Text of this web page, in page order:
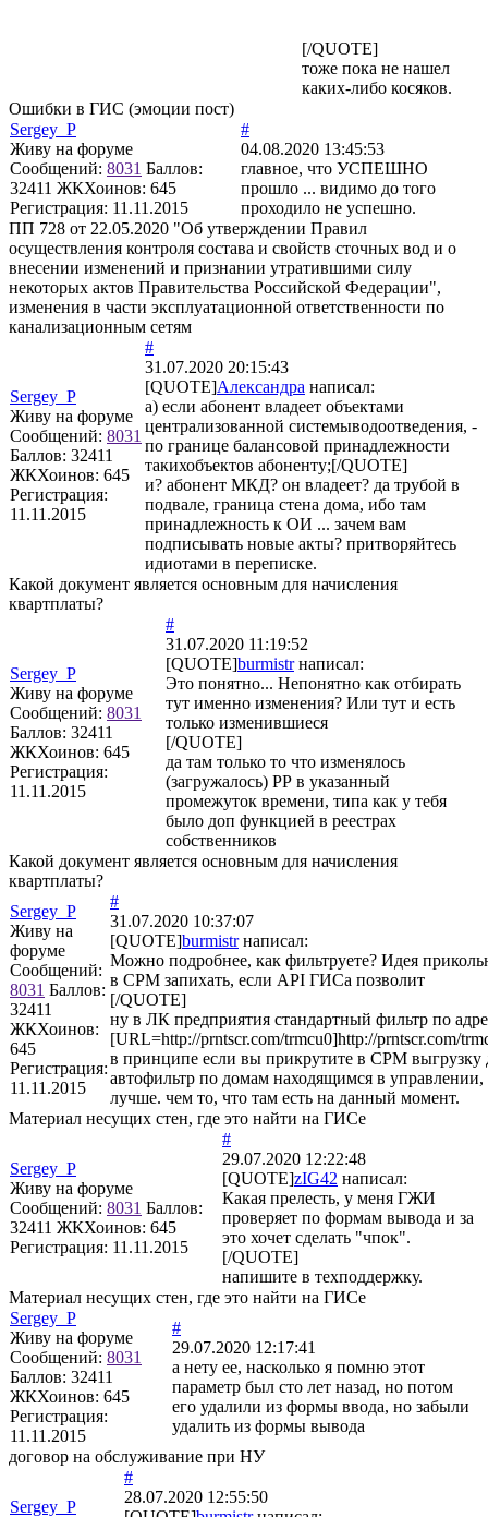
[/QUOTE]
тоже пока не нашел
каких-либо косяков.
Ошибки в ГИС (эмоции пост)
Sergey_P
Живу на форуме
Сообщений: 8031 Баллов:
32411 ЖКХоинов: 645
Регистрация: 11.11.2015
#
04.08.2020 13:45:53
главное, что УСПЕШНО
прошло ... видимо до того
проходило не успешно.
ПП 728 от 22.05.2020 "Об утверждении Правил
осуществления контроля состава и свойств сточных вод и о
внесении изменений и признании утратившими силу
некоторых актов Правительства Российской Федерации",
изменения в части эксплуатационной ответственности по
канализационным сетям
Sergey_P
Живу на форуме
Сообщений: 8031
Баллов: 32411
ЖКХоинов: 645
Регистрация:
11.11.2015
#
31.07.2020 20:15:43
[QUOTE]Александра написал:
а) если абонент владеет объектами
централизованной системыводоотведения, -
по границе балансовой принадлежности
такихобъектов абоненту;[/QUOTE]
и? абонент МКД? он владеет? да трубой в
подвале, граница стена дома, ибо там
принадлежность к ОИ ... зачем вам
подписывать новые акты? притворяйтесь
идиотами в переписке.
Какой документ является основным для начисления
квартплаты?
Sergey_P
Живу на форуме
Сообщений: 8031
Баллов: 32411
ЖКХоинов: 645
Регистрация:
11.11.2015
#
31.07.2020 11:19:52
[QUOTE]burmistrнаписал:
Это понятно... Непонятно как отбирать
тут именно изменения? Или тут и есть
только изменившиеся
[/QUOTE]
да там только то что изменялось
(загружалось) РР в указанный
промежуток времени, типа как у тебя
было доп функцией в реестрах
собственников
Какой документ является основным для начисления
квартплаты?
Sergey_P
Живу на
форуме
Сообщений:
8031 Баллов:
32411
ЖКХоинов:
645
Регистрация:
11.11.2015
#
31.07.2020 10:37:07
[QUOTE]burmistrнаписал:
Можно подробнее, как фильтруете? Идея
в СРМ запихать, если API ГИСа позволит
[/QUOTE]
ну в ЛК предприятия стандартный фильтр по
[URL=http://prntscr.com/trmcu0]http://prntscr.com/
в принципе если вы прикрутите в СРМ выгрузку
автофильтр по домам находящимся в управлении,
лучше. чем то, что там есть на данный момент.
Материал несущих стен, где это найти на ГИСе
Sergey_P
Живу на форуме
Сообщений: 8031 Баллов:
32411 ЖКХоинов: 645
Регистрация: 11.11.2015
#
29.07.2020 12:22:48
[QUOTE]zIG42 написал:
Какая прелесть, у меня ГЖИ
проверяет по формам вывода и за
это хочет сделать "чпок".
[/QUOTE]
напишите в техподдержку.
Материал несущих стен, где это найти на ГИСе
Sergey_P
Живу на форуме
Сообщений: 8031
Баллов: 32411
ЖКХоинов: 645
Регистрация:
11.11.2015
#
29.07.2020 12:17:41
а нету ее, насколько я помню этот
параметр был сто лет назад, но потом
его удалили из формы ввода, но забыли
удалить из формы вывода
договор на обслуживание при НУ
Sergey_P
#
28.07.2020 12:55:50